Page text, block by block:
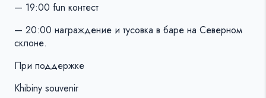
— 19:00 fun контест
— 20:00 награждение и тусовка в баре на Северном
склоне.
При поддержке
Khibiny souvenir